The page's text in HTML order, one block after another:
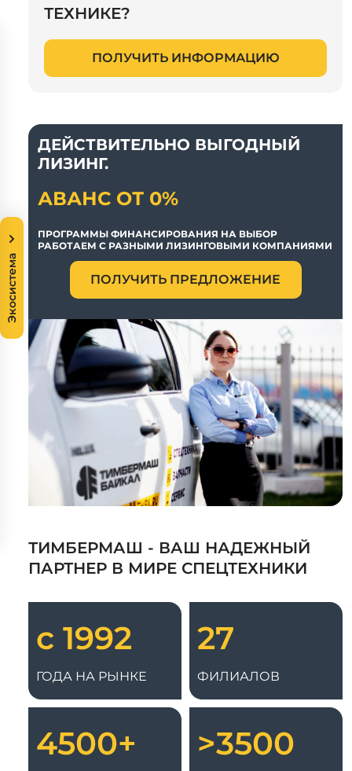
ТЕХНИКЕ?
ПОЛУЧИТЬ ИНФОРМАЦИЮ
ДЕЙСТВИТЕЛЬНО ВЫГОДНЫЙ
ЛИЗИНГ.
АВАНС ОТ 0%
ПРОГРАММЫ ФИНАНСИРОВАНИЯ НА ВЫБОР
РАБОТАЕМ С РАЗНЫМИ ЛИЗИНГОВЫМИ КОМПАНИЯМИ
ПОЛУЧИТЬ ПРЕДЛОЖЕНИЕ
ТИМБЕРМАШ - ВАШ НАДЕЖНЫЙ
ПАРТНЕР В МИРЕ СПЕЦТЕХНИКИ
с 1992
ГОДА НА РЫНКЕ
27
ФИЛИАЛОВ
4500+ >3500
Экосистема